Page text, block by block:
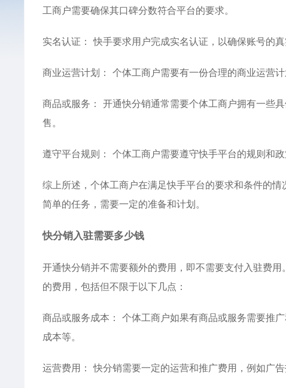
工商户需要确保其口碑分数符合平台的要求。
实名认证： 快手要求用户完成实名认证，以确保账号的
商业运营计划： 个体工商户需要有一份合理的商业运营
商品或服务： 开通快分销通常需要个体工商户拥有一些
售。
遵守平台规则： 个体工商户需要遵守快手平台的规则和
综上所述，个体工商户在满足快手平台的要求和条件的
简单的任务，需要一定的准备和计划。
快分销入驻需要多少钱
开通快分销并不需要额外的费用，即不需要支付入驻费
的费用，包括但不限于以下几点：
商品或服务成本： 个体工商户如果有商品或服务需要推
成本等。
运营费用： 快分销需要一定的运营和推广费用，例如广告